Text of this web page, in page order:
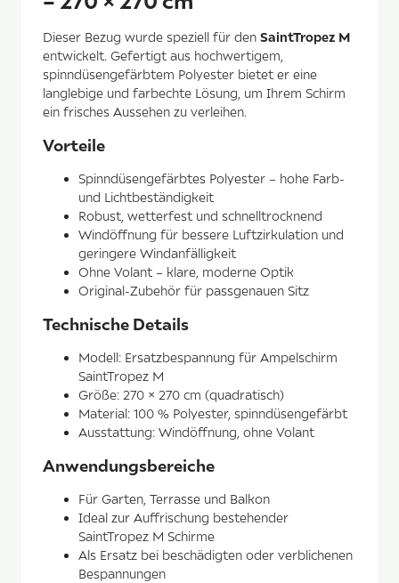
Dieser Bezug wurde speziell für den SaintTropez M
entwickelt. Gefertigt aus hochwertigem,
spinndüsengefärbtem Polyester bietet er eine
langlebige und farbechte Lösung, um Ihrem Schirm
ein frisches Aussehen zu verleihen.
Vorteile
Spinndüsengefärbtes Polyester – hohe Farb-
und Lichtbeständigkeit
Robust, wetterfest und schnelltrocknend
Windöffnung für bessere Luftzirkulation und
geringere Windanfälligkeit
Ohne Volant – klare, moderne Optik
Original-Zubehör für passgenauen Sitz
Technische Details
Modell: Ersatzbespannung für Ampelschirm
SaintTropez M
Größe: 270 × 270 cm (quadratisch)
Material: 100 % Polyester, spinndüsengefärbt
Ausstattung: Windöffnung, ohne Volant
Anwendungsbereiche
Für Garten, Terrasse und Balkon
Ideal zur Auffrischung bestehender
SaintTropez M Schirme
Als Ersatz bei beschädigten oder verblichenen
Bespannungen